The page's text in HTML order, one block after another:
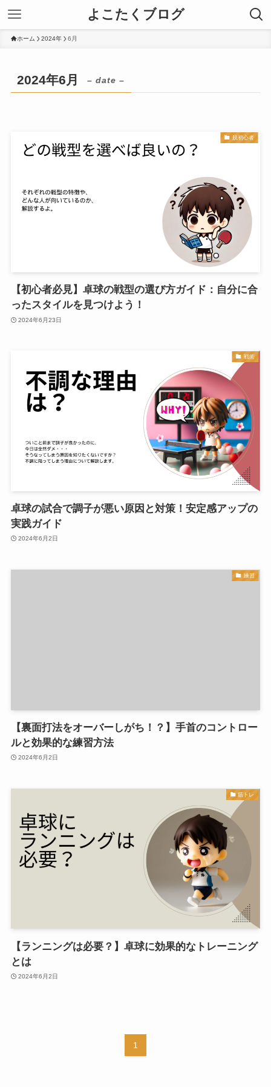
よこたくブログ
ホーム 2024年 6月
2024年6月 – date –
脱初心者
【初心者必見】卓球の戦型の選び方ガイド：自分に合
ったスタイルを見つけよう！
2024年6月23日
戦術
卓球の試合で調子が悪い原因と対策！安定感アップの
実践ガイド
2024年6月2日
練習
【裏面打法をオーバーしがち！？】手首のコントロー
ルと効果的な練習方法
2024年6月2日
筋トレ
【ランニングは必要？】卓球に効果的なトレーニング
とは
2024年6月2日
1